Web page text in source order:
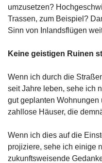
umzusetzen?
Trassen, zum Beispiel?
Sinn von Inlandsflügen
Keine geistigen Ruinen
Wenn ich durch die
seit Jahre leben, sehe ich
gut geplanten Wohnungen
zahllose Häuser, die
Wenn ich dies auf die
projiziere, sehe ich einige
zukunftsweisende